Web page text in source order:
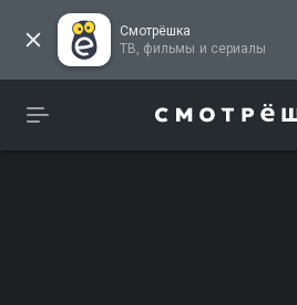
Смотрёшка
ТВ, фильмы и сериалы